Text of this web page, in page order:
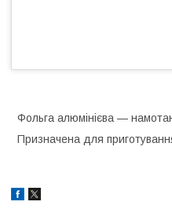
Фольга алюмінієва —
Призначена для